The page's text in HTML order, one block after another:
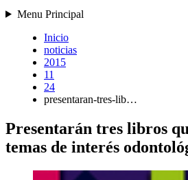
Menu Principal
Inicio
noticias
2015
11
24
presentaran-tres-lib…
Presentarán tres libros
temas de interés